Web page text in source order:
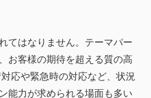
てはなりません。テーマパー
お客様の期待を超える質の高
応や緊急時の対応など、状況
能力が求められる場面も多い